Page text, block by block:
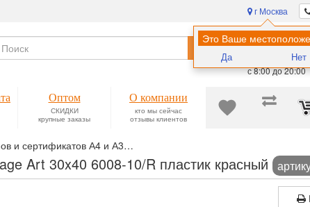
г Москва
Это Ваше
Да Нет
Помощь в
выборе:
Ежедневно,
с 8:00 до 20:00
Найти
Оптом
СКИДКИ
крупные заказы
О компании
кто мы сейчас
отзывы клиентов
и сертификатов А4 и А3
Art 30x40 6008-10/R пластик красный